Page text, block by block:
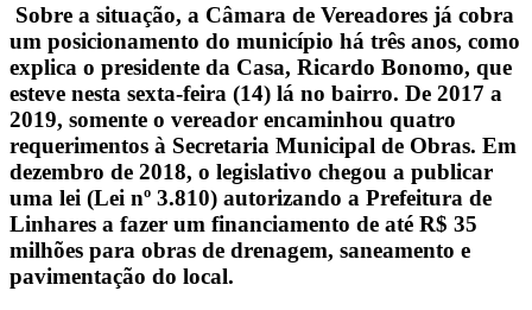
Sobre a situação, a Câmara de Vereadores já cobra
um posicionamento do município há três anos, como
explica o presidente da Casa, Ricardo Bonomo, que
esteve nesta sexta-feira (14) lá no bairro. De 2017 a
2019, somente o vereador encaminhou quatro
requerimentos à Secretaria Municipal de Obras. Em
dezembro de 2018, o legislativo chegou a publicar
uma lei (Lei nº 3.810) autorizando a Prefeitura de
Linhares a fazer um financiamento de até R$ 35
milhões para obras de drenagem, saneamento e
pavimentação do local.